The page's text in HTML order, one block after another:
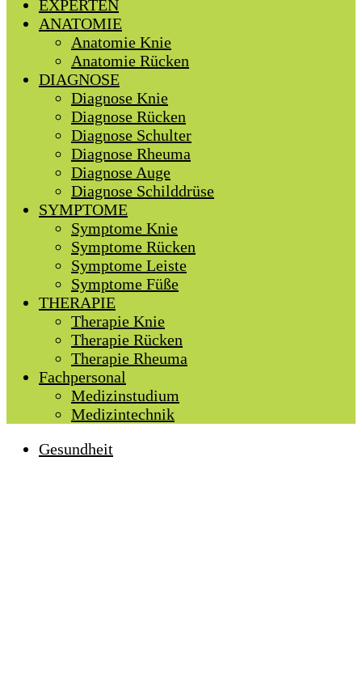
EXPERTEN
ANATOMIE
Anatomie Knie
Anatomie Rücken
DIAGNOSE
Diagnose Knie
Diagnose Rücken
Diagnose Schulter
Diagnose Rheuma
Diagnose Auge
Diagnose Schilddrüse
SYMPTOME
Symptome Knie
Symptome Rücken
Symptome Leiste
Symptome Füße
THERAPIE
Therapie Knie
Therapie Rücken
Therapie Rheuma
Fachpersonal
Medizinstudium
Medizintechnik
Gesundheit